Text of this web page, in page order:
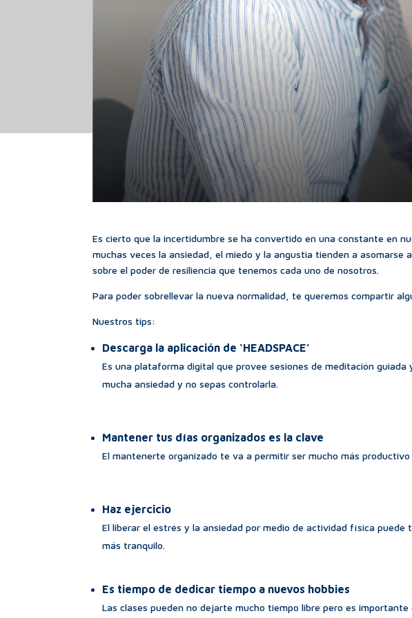
Es cierto que la incertidumbre se ha convertido en una constante en
muchas veces la ansiedad, el miedo y la angustia tienden a
sobre el poder de resiliencia que tenemos cada uno de nosotros.
Para poder sobrellevar la nueva normalidad, te queremos compartir
Nuestros tips:
Descarga la aplicación de ‘HEADSPACE’
Es una plataforma digital que provee sesiones de meditación
mucha ansiedad y no sepas controlarla.
Mantener tus días organizados es la clave
El mantenerte organizado te va a permitir ser mucho más
Haz ejercicio
El liberar el estrés y la ansiedad por medio de actividad física
más tranquilo.
Es tiempo de dedicar tiempo a nuevos hobbies
Las clases pueden no dejarte mucho tiempo libre pero es